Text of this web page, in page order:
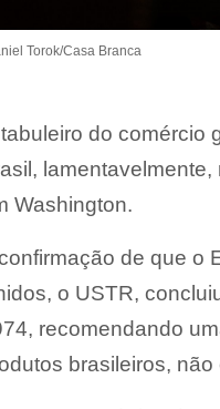
Torok/Casa Branca
do comércio
Washington.
de que o
o USTR,
recomendando
brasileiros,